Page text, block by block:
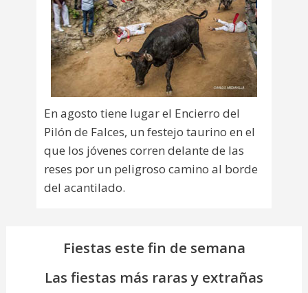
En agosto tiene lugar el Encierro del
Pilón de Falces, un festejo taurino en el
que los jóvenes corren delante de las
reses por un peligroso camino al borde
del acantilado.
Fiestas este fin de semana
Las fiestas más raras y extrañas